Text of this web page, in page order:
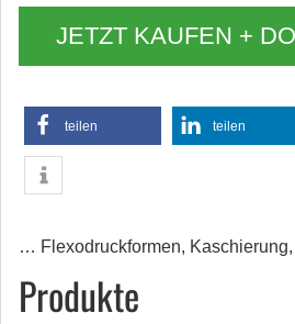
JETZT KAUFEN +
teilen teilen
… Flexodruckformen,
Produkte